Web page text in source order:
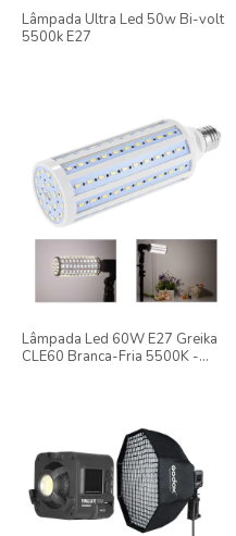
Lâmpada Ultra Led 50w Bi-volt
5500k E27
Lâmpada Led 60W E27 Greika
CLE60 Branca-Fria 5500K -